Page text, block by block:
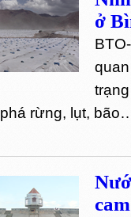
ở
phá rừng, lụt,